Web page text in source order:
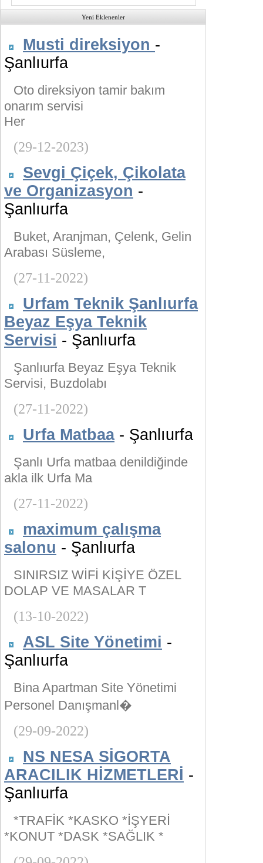
Yeni Eklenenler
Musti direksiyon -
Şanlıurfa
Oto direksiyon tamir bakım
onarım servisi
Her
(29-12-2023)
Sevgi Çiçek, Çikolata
ve Organizasyon -
Şanlıurfa
Buket, Aranjman, Çelenk, Gelin
Arabası Süsleme,
(27-11-2022)
Urfam Teknik Şanlıurfa
Beyaz Eşya Teknik
Servisi - Şanlıurfa
Şanlıurfa Beyaz Eşya Teknik
Servisi, Buzdolabı
(27-11-2022)
Urfa Matbaa- Şanlıurfa
Şanlı Urfa matbaa denildiğinde
akla ilk Urfa Ma
(27-11-2022)
maximum çalışma
salonu - Şanlıurfa
SINIRSIZ WİFİ KİŞİYE ÖZEL
DOLAP VE MASALAR T
(13-10-2022)
ASL Site Yönetimi -
Şanlıurfa
Bina Apartman Site Yönetimi
Personel Danışmanl�
(29-09-2022)
NS NESA SİGORTA
ARACILIK HİZMETLERİ -
Şanlıurfa
*TRAFİK *KASKO *İŞYERİ
*KONUT *DASK *SAĞLIK *